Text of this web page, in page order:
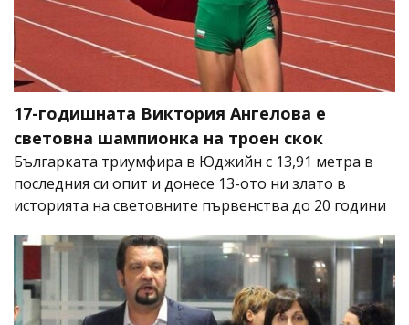
17-годишната Виктория Ангелова е
световна шампионка на троен скок
Българката триумфира в Юджийн с 13,91 метра в
последния си опит и донесе 13-ото ни злато в
историята на световните първенства до 20 години